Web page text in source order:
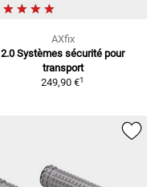
AXfix
2.0 Systèmes sécurité pour
transport
249,90 €1